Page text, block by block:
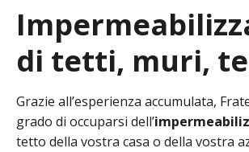
di tetti, muri,
Grazie all’esperienza accumulata,
grado di occuparsi dell’
tetto della vostra casa o della vostra